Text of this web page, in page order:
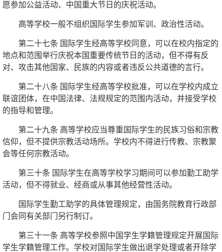
愿参加公益活动、中国重大节日的庆祝活动。
高等学校一般不组织国际学生参加军训、政治性活动。
第二十七条 国际学生经高等学校同意，可以在校内指定的
地点和范围举行庆祝本国重要传统节日的活动，但不得有反
对、攻击其他国家、民族的内容或者违反公共道德的言行。
第二十八条 国际学生经高等学校批准，可以在学校内成立
联谊团体，在中国法律、法规规定的范围内活动，并接受学校
的指导和管理。
第二十九条 高等学校应当尊重国际学生的民族习俗和宗教
信仰，但不提供宗教活动场所。学校内不得进行传教、宗教聚
会等任何宗教活动。
第三十条 国际学生在高等学校学习期间可以参加勤工助学
活动，但不得就业、经商或从事其他经营性活动。
国际学生勤工助学的具体管理规定，由国务院教育行政部
门会同有关部门另行制订。
第三十一条 高等学校参照中国学生学籍管理规定开展国际
学生学籍管理工作。学校对国际学生做出退学处理或者开除学